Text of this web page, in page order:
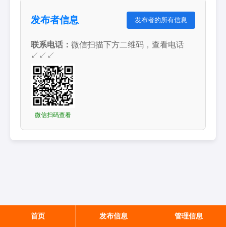
发布者信息 发布者的所有信息
联系电话： 微信扫描下方二维码，查看电话
↙↙↙
微信扫码查看
首页 发布信息 管理信息